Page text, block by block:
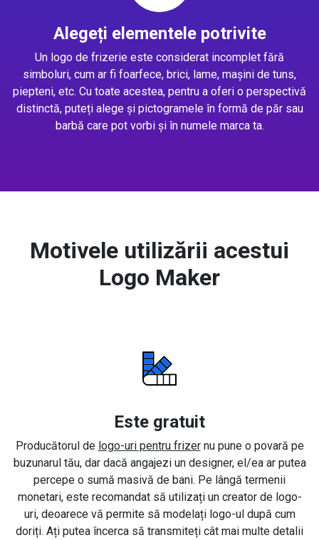
Alegeți elementele potrivite
Un logo de frizerie este considerat incomplet fără
simboluri, cum ar fi foarfece, brici, lame, mașini de tuns,
piepteni, etc. Cu toate acestea, pentru a oferi o perspectivă
distinctă, puteți alege și pictogramele în formă de păr sau
barbă care pot vorbi și în numele marca ta.
Motivele utilizării acestui
Logo Maker
Este gratuit
Producătorul de logo-uri pentru frizernu pune o povară pe
buzunarul tău, dar dacă angajezi un designer, el/ea ar putea
percepe o sumă masivă de bani. Pe lângă termenii
monetari, este recomandat să utilizați un creator de logo-
uri, deoarece vă permite să modelați logo-ul după cum
doriți. Ați putea încerca să transmiteți cât mai multe detalii